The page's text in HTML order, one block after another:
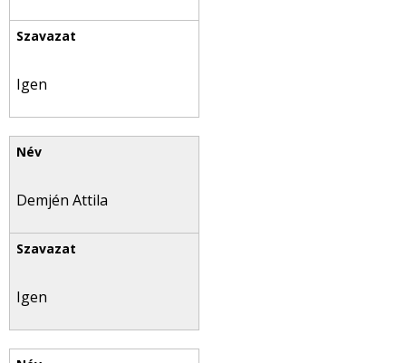
Igen
Demjén Attila
Igen